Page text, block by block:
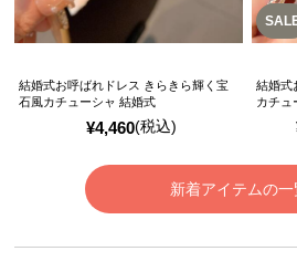
¥4,460(税込)
結婚式お呼ばれドレス きらきら輝く宝
石風カチューシャ 結婚式
結婚式
カチュ
新着アイテムの